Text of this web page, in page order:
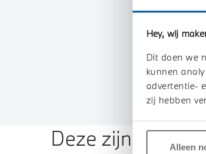
Hey, wij
Dit doen we
kunnen
advertentie-
zij hebben
Alleen
Deze zijn